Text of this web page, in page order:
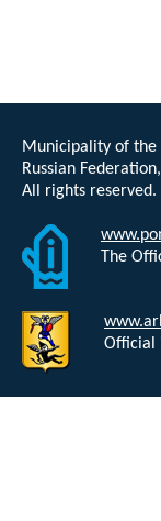
Municipality of
Russian
All rights reserved.
The
Official